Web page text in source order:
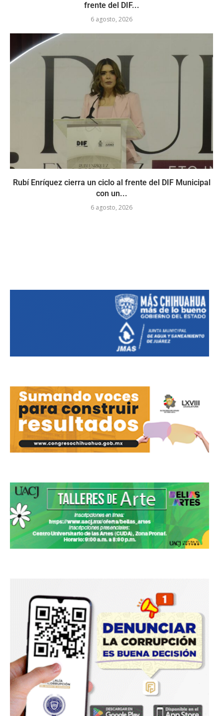
frente del DIF...
6 agosto, 2026
Rubí Enríquez cierra un ciclo al frente del DIF Municipal
con un...
6 agosto, 2026